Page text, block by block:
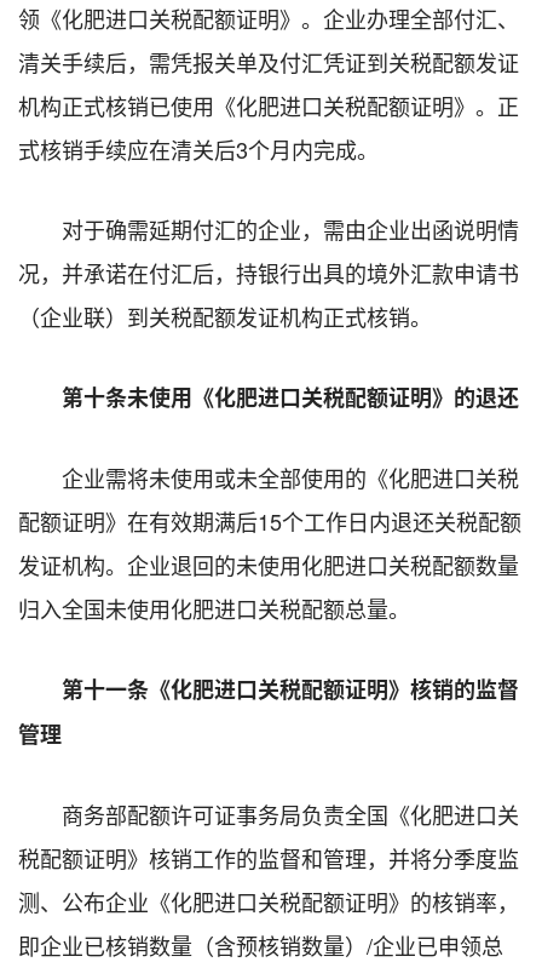
领《化肥进口关税配额证明》。企业办理全部付汇、
清关手续后，需凭报关单及付汇凭证到关税配额发证
机构正式核销已使用《化肥进口关税配额证明》。正
式核销手续应在清关后3个月内完成。
对于确需延期付汇的企业，需由企业出函说明情
况，并承诺在付汇后，持银行出具的境外汇款申请书
（企业联）到关税配额发证机构正式核销。
第十条未使用《化肥进口关税配额证明》的退还
企业需将未使用或未全部使用的《化肥进口关税
配额证明》在有效期满后15个工作日内退还关税配额
发证机构。企业退回的未使用化肥进口关税配额数量
归入全国未使用化肥进口关税配额总量。
第十一条《化肥进口关税配额证明》核销的监督
管理
商务部配额许可证事务局负责全国《化肥进口关
税配额证明》核销工作的监督和管理，并将分季度监
测、公布企业《化肥进口关税配额证明》的核销率，
即企业已核销数量（含预核销数量）/企业已申领总